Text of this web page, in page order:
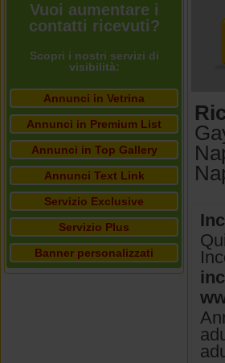
Vuoi aumentare i
contatti ricevuti?
Scopri i nostri servizi di
visibilità:
Annunci in Vetrina
Annunci in Premium List
Annunci in Top Gallery
Annunci Text Link
Servizio Exclusive
Servizio Plus
Banner personalizzati